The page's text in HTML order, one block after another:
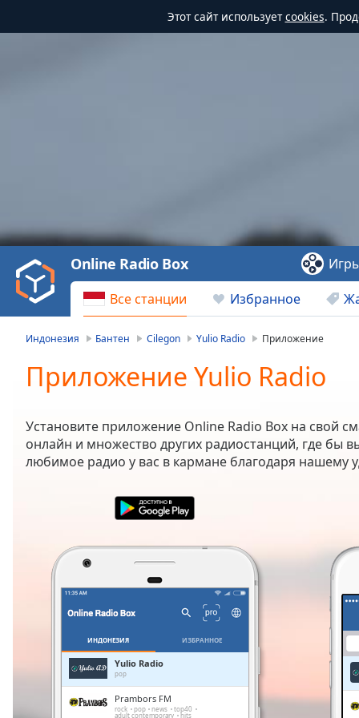
Этот сайт используетcookies.
Play
Video
Play
Backward
Skip
Current
Time 0:00
Duration
Loaded:
0.00%
Remaining
Все станции Избранное
Online Radio Box
Индонезия Бантен Cilegon Yulio Radio Приложение
Приложение Yulio Radio
Установите приложение Online Radio Box на свой
онлайн и множество других радиостанций, где бы
любимое радио у вас в кармане благодаря нашему
ИНДОНЕЗИЯ ИЗБРАННОЕ
Yulio Radio
pop
Prambors FM
rock pop news top40
adult contemporary hits